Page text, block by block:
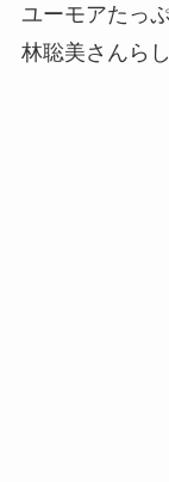
ユーモアたっ
林聡美さんら